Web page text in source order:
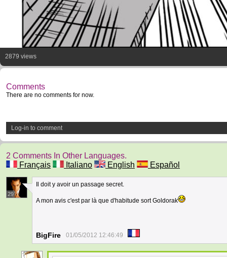
2879 views
Comments
There are no comments for now.
Log-in to comment
2 Comments In Other Languages.
Français
Italiano English Español
29
Il doit y avoir un passage secret.
A mon avis c'est par là que d'habitude sort Goldorak
BigFire 01/05/2012 12:46:49